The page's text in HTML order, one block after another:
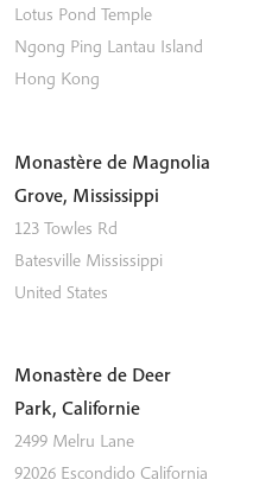
Lotus Pond Temple
Ngong Ping Lantau Island
Hong Kong
Monastère de Magnolia
Grove, Mississippi
123 Towles Rd
Batesville Mississippi
United States
Monastère de Deer
Park, Californie
2499 Melru Lane
92026 Escondido California